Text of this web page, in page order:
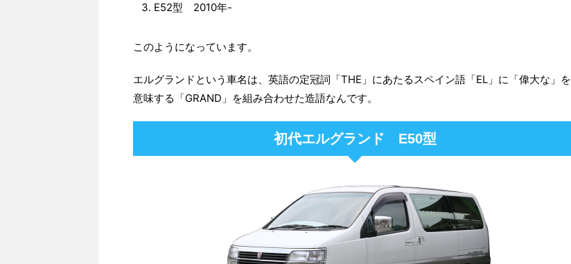
E52型 2010年-
このようになっています。
エルグランドという車名は、英語の定冠詞「THE」にあたるスペイン語「EL」に「偉大な」を
意味する「GRAND」を組み合わせた造語なんです。
初代エルグランド E50型